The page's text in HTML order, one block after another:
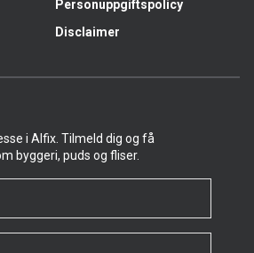
Personuppgiftspolicy
Disclaimer
i Alfix. Tilmeld dig og få
byggeri, puds og fliser.